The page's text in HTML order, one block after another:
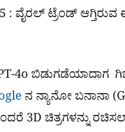
: ವೈರಲ್ ಟ್ರೆಂಡ್ ಆಗ್ತಿರುವ
4o ಬಿಡುಗಡೆಯಾದಾಗ
ನ ನ್ಯಾನೋ ಬನಾನಾ
3D ಚಿತ್ರಗಳನ್ನು